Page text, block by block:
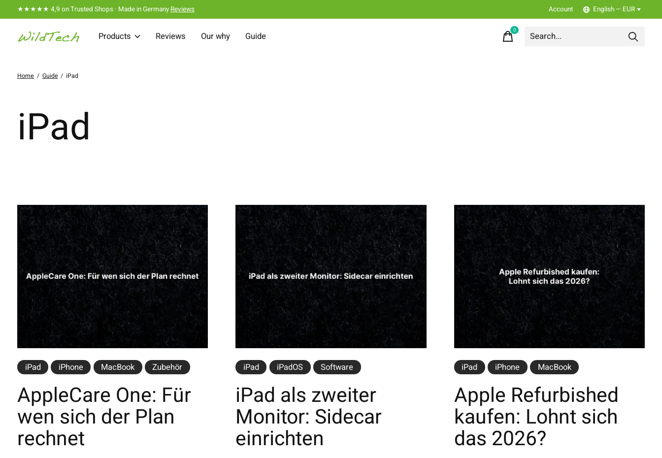
★★★★★ 4,9 on Trusted Shops · Made in GermanyReviews Account English — EUR
Products Reviews Our why Guide
0items
Home / Guide / iPad
iPad
iPad iPhone MacBook Zubehör
AppleCare One: Für
wen sich der Plan
rechnet
iPad iPadOS Software
iPad als zweiter
Monitor: Sidecar
einrichten
iPad iPhone MacBook
Apple Refurbished
kaufen: Lohnt sich
das 2026?